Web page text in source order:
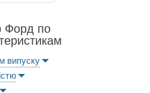
Форд по
випуску